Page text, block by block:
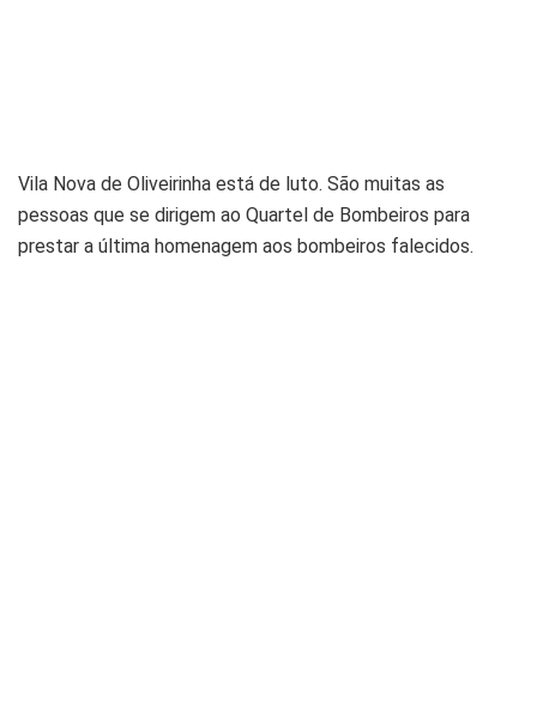
Vila Nova de Oliveirinha está de luto. São muitas as
pessoas que se dirigem ao Quartel de Bombeiros para
prestar a última homenagem aos bombeiros falecidos.